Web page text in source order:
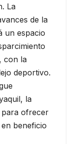
La
de la
un espacio
con la
deportivo.
la
para ofrecer
beneficio